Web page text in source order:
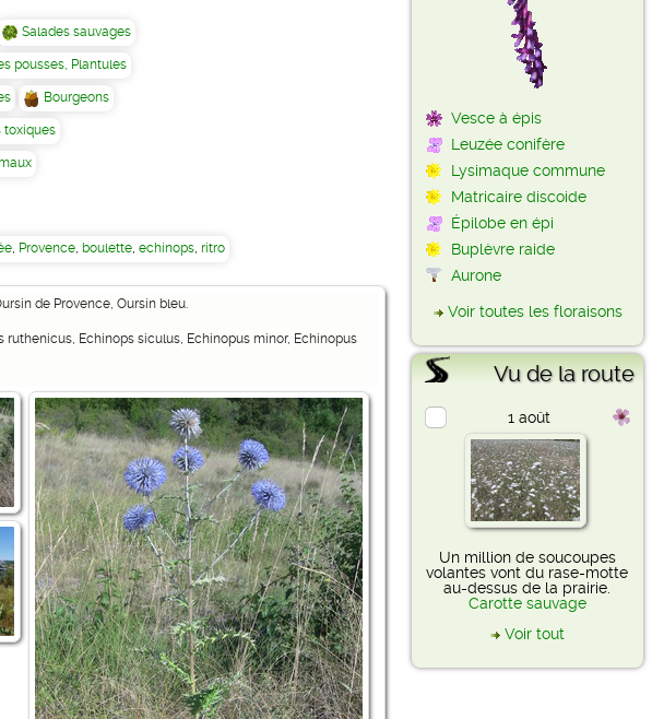
Salades sauvages
pousses, Plantules
Bourgeons
toxiques
, Provence, boulette, echinops, ritro
de Provence, Oursin bleu.
Echinops siculus, Echinopus minor, Echinopus
Vesce à épis
Leuzée conifère
Lysimaque commune
Matricaire discoide
Épilobe en épi
Buplèvre raide
Aurone
Voir toutes les floraisons
Vu de la route
1 août
Un million de soucoupes
volantes vont du rase-motte
au-dessus de la prairie.
Carotte sauvage
Voir tout